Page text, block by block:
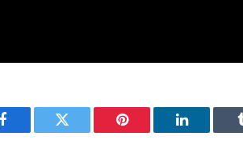
Facebook Twitter Pinterest LinkedIn